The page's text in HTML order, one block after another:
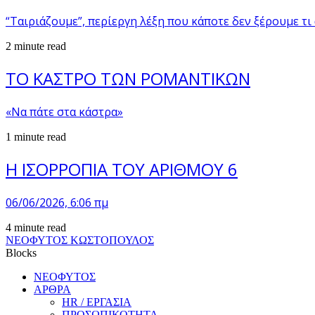
“Ταιριάζουμε”, περίεργη λέξη που κάποτε δεν ξέρουμε τι
2 minute read
ΤΟ ΚΑΣΤΡΟ ΤΩΝ ΡΟΜΑΝΤΙΚΩΝ
«Να πάτε στα κάστρα»
1 minute read
Η ΙΣΟΡΡΟΠΙΑ ΤΟΥ ΑΡΙΘΜΟΥ 6
06/06/2026, 6:06 πμ
4 minute read
ΝΕΟΦΥΤΟΣ ΚΩΣΤΟΠΟΥΛΟΣ
Blocks
ΝΕΟΦΥΤΟΣ
ΑΡΘΡΑ
HR / ΕΡΓΑΣΙΑ